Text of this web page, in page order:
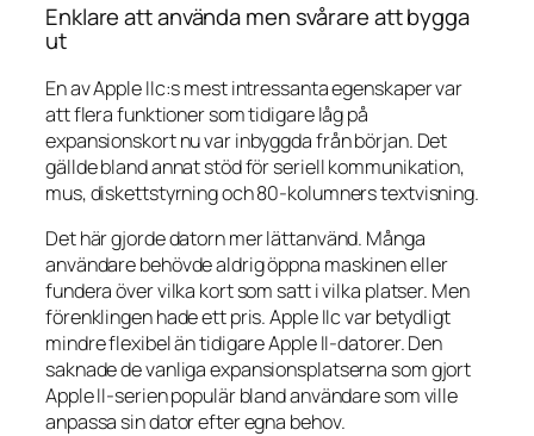
Enklare att använda men svårare att bygga
ut
En av Apple IIc:s mest intressanta egenskaper var
att flera funktioner som tidigare låg på
expansionskort nu var inbyggda från början. Det
gällde bland annat stöd för seriell kommunikation,
mus, diskettstyrning och 80-kolumners textvisning.
Det här gjorde datorn mer lättanvänd. Många
användare behövde aldrig öppna maskinen eller
fundera över vilka kort som satt i vilka platser. Men
förenklingen hade ett pris. Apple IIc var betydligt
mindre flexibel än tidigare Apple II-datorer. Den
saknade de vanliga expansionsplatserna som gjort
Apple II-serien populär bland användare som ville
anpassa sin dator efter egna behov.